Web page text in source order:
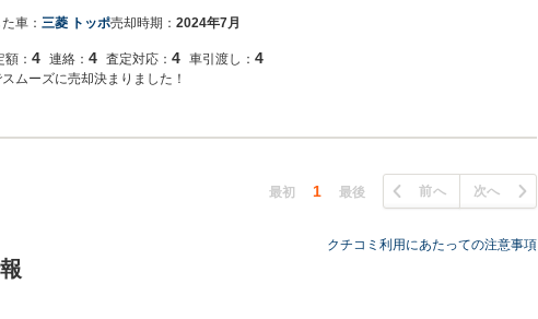
車： 三菱 トッポ売却時期： 2024年7月
額： 4 連絡： 4 査定対応： 4 車引渡し： 4
ムーズに売却決まりました！
最初 1 最後 前へ 次へ
クチコミ利用にあたっての注意事項